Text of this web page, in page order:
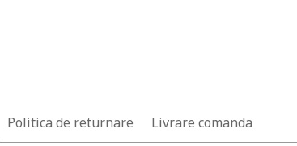
Politica de returnare Livrare comanda